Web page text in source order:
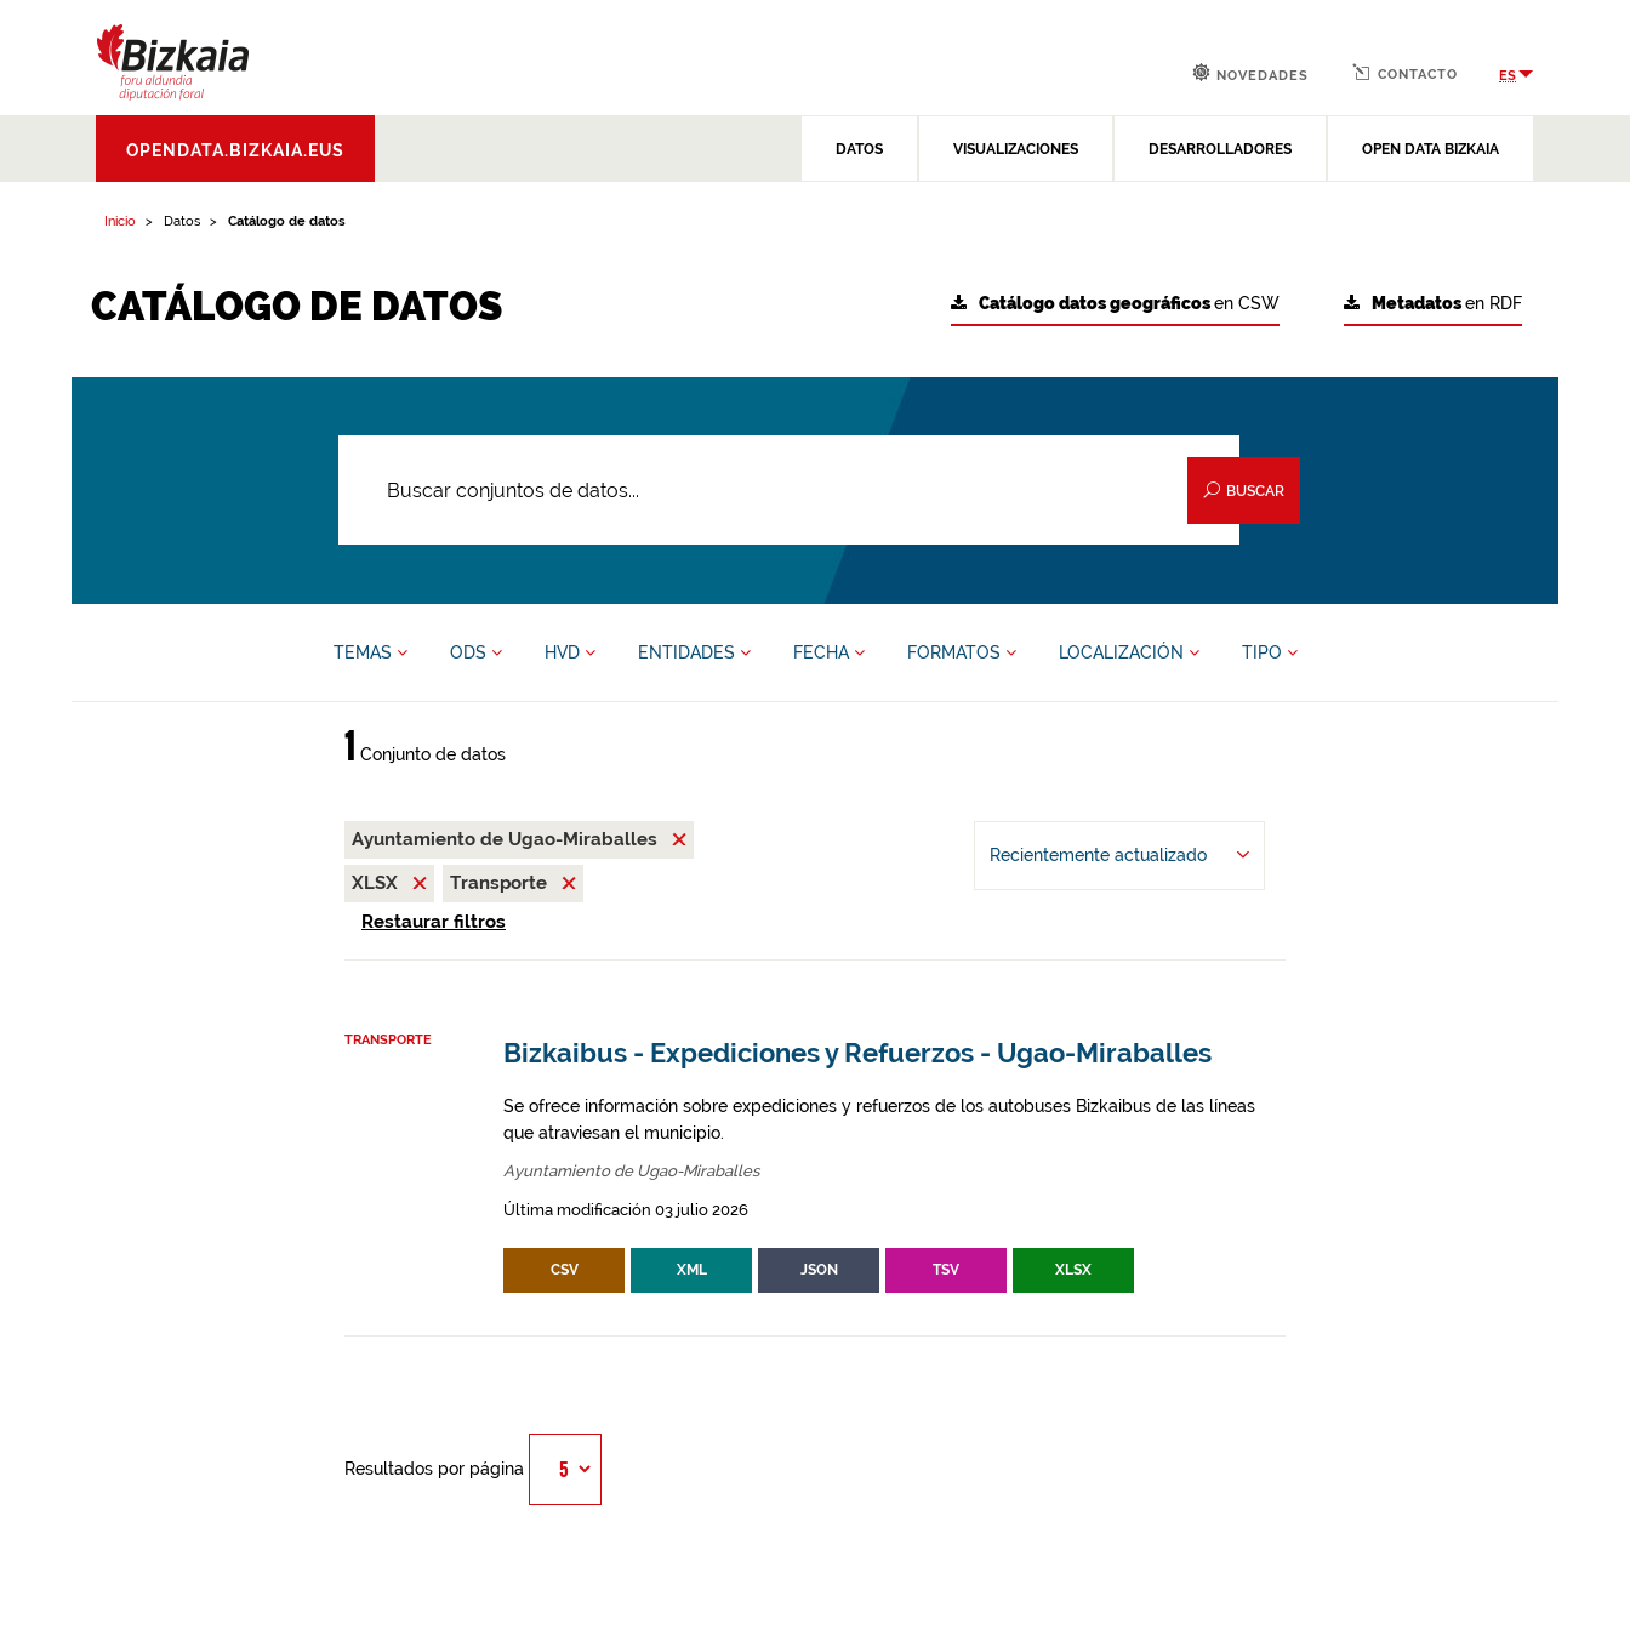
Aldundia.Diputacion
Foral de Bizkaia
OPENDATA.BIZKAIA.EUS DATOS VISUALIZACIONES DESARROLLADORES OPEN DATA BIZKAIA
NOVEDADES CONTACTO ES
Inicio Datos Catálogo de datos
CATÁLOGO DE DATOS Metadatosen RDF
Catálogo datos geográficosen CSW
BUSCAR
TEMAS ODS HVD ENTIDADES FECHA FORMATOS LOCALIZACIÓN TIPO
1 Conjunto de datos
Ayuntamiento de Ugao-Miraballes
XLSX
Transporte
Restaurar filtros
Recientemente actualizado
TRANSPORTE Bizkaibus - Expediciones y Refuerzos - Ugao-Miraballes
Se ofrece información sobre expediciones y refuerzos de los autobuses Bizkaibus de las líneas
que atraviesan el municipio.
Ayuntamiento de Ugao-Miraballes
Última modificación 03 julio 2026
CSV XML JSON TSV XLSX
Resultados por página